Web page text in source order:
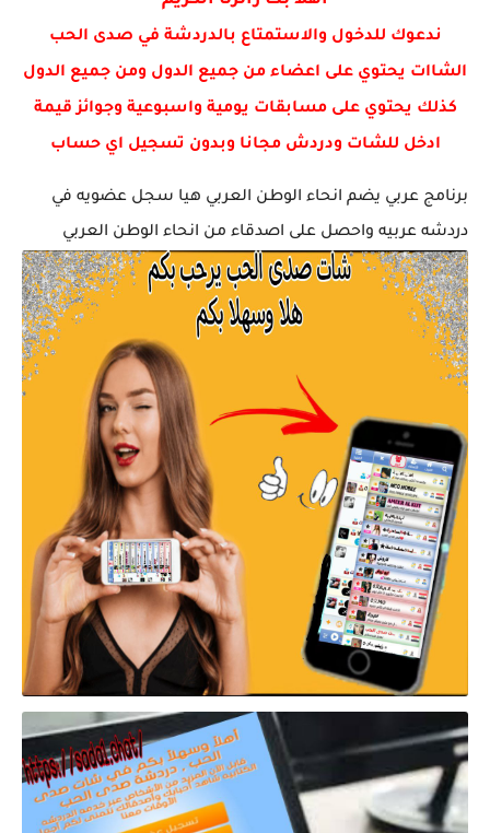
ندعوك للدخول والاستمتاع بالدردشة في صدى الحب
الشاات يحتوي على اعضاء من جميع الدول ومن جميع الدول
كذلك يحتوي على مسابقات يومية واسبوعية وجوائز قيمة
ادخل للشات ودردش مجانا وبدون تسجيل اي حساب
برنامج عربي يضم انحاء الوطن العربي هيا سجل عضويه في
دردشه عربيه واحصل على اصدقاء من انحاء الوطن العربي